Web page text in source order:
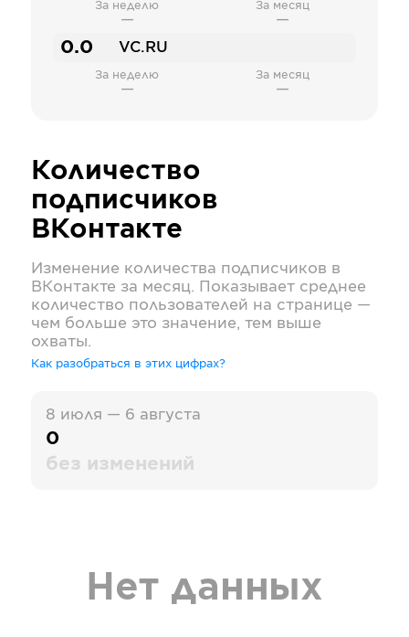
За неделю
—
За месяц
—
0.0 VC.RU
За неделю
—
За месяц
—
Количество
подписчиков
ВКонтакте
Изменение количества подписчиков в
ВКонтакте за месяц. Показывает среднее
количество пользователей на странице —
чем больше это значение, тем выше
охваты.
Как разобраться в этих цифрах?
8 июля — 6 августа
0
без изменений
Нет данных